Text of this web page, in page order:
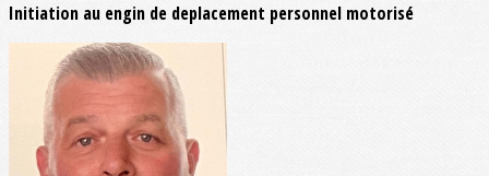
Initiation au engin de deplacement personnel motorisé